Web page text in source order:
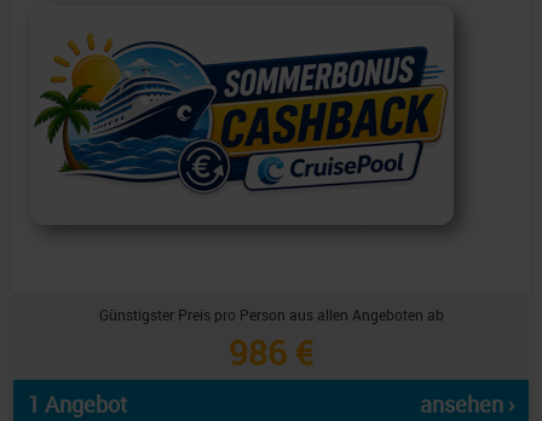
Günstigster Preis pro Person aus allen Angeboten ab
986 €
1 Angebot ansehen ›